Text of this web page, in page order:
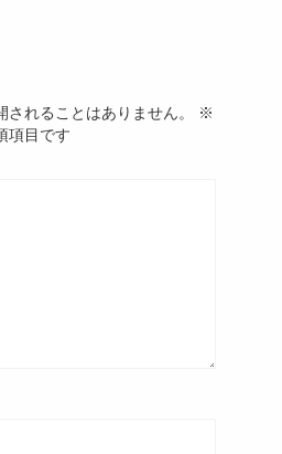
れることはありません。
※
項目です